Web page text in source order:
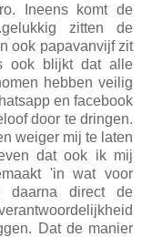
Ineens komt de
zitten de
ook papavanvijf zit
ook blijkt dat alle
hebben veilig
en facebook
door te dringen.
weiger mij te laten
dat ook ik mij
'in wat voor
daarna direct de
Dat de manier